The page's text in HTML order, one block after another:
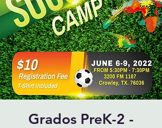
Grados PreK-2 -